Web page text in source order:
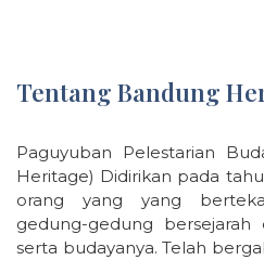
Tentang Bandung
Paguyuban Pelestarian
Heritage) Didirikan pada
orang yang yang
gedung-gedung
serta budayanya. Telah